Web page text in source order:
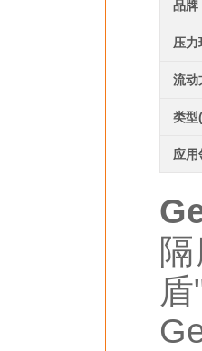
品牌
压力
流动
类型
应用